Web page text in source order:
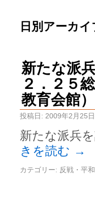
日別アーカ
新たな派
２．２５
教育会館）
投稿日: 2009年2月25日
新たな派兵
きを読む →
カテゴリー: 反戦・平和